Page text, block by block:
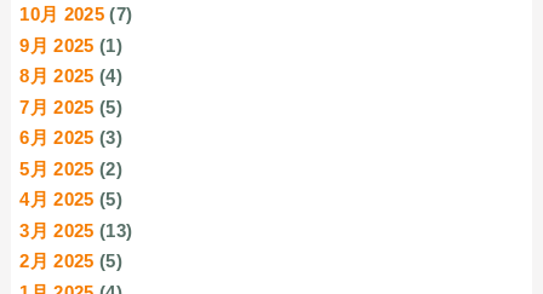
10月 2025 (7)
9月 2025 (1)
8月 2025 (4)
7月 2025 (5)
6月 2025 (3)
5月 2025 (2)
4月 2025 (5)
3月 2025 (13)
2月 2025 (5)